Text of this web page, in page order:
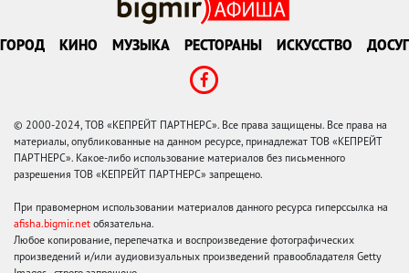
ГОРОД КИНО МУЗЫКА РЕСТОРАНЫ ИСКУССТВО ДОСУГ
© 2000-2024, ТОВ «КЕПРЕЙТ ПАРТНЕРС». Все права защищены. Все права на
материалы, опубликованные на данном ресурсе, принадлежат ТОВ «КЕПРЕЙТ
ПАРТНЕРС». Какое-либо использование материалов без письменного
разрешения ТОВ «КЕПРЕЙТ ПАРТНЕРС» запрещено.
При правомерном использовании материалов данного ресурса гиперссылка на
afisha.bigmir.net обязательна.
Любое копирование, перепечатка и воспроизведение фотографических
произведений и/или аудиовизуальных произведений правообладателя Getty